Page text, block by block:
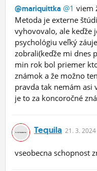
@mariquittka @1 viem
Metoda je externe
vyhovovalo, ale keďže
psychológiu veľký
zobrali(keďže mi dnes
min rok bol priemer
známok a že možno
pravda tak nemám asi
je to za koncoročné
Tequila 21. 3.
vseobecna schopnost